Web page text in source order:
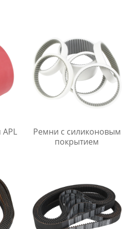
Ремни с силиконовым
покрытием